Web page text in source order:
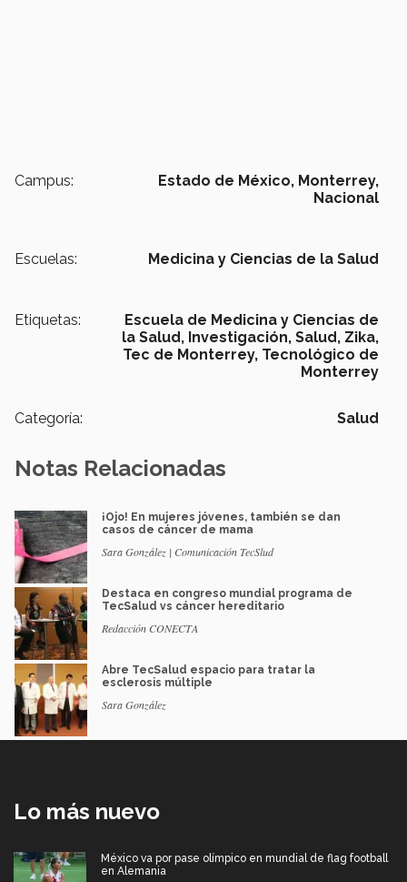
Campus: Estado de México, Monterrey,
Nacional
Escuelas: Medicina y Ciencias de la Salud
Etiquetas:
Escuela de Medicina y Ciencias de
la Salud, Investigación, Salud, Zika,
Tec de Monterrey, Tecnológico de
Monterrey
Categoría: Salud
Notas Relacionadas
¡Ojo! En mujeres jóvenes, también se dan
casos de cáncer de mama
Sara González | Comunicación TecSlud
Destaca en congreso mundial programa de
TecSalud vs cáncer hereditario
Redacción CONECTA
Abre TecSalud espacio para tratar la
esclerosis múltiple
Sara González
Lo más nuevo
México va por pase olímpico en mundial de flag football
en Alemania